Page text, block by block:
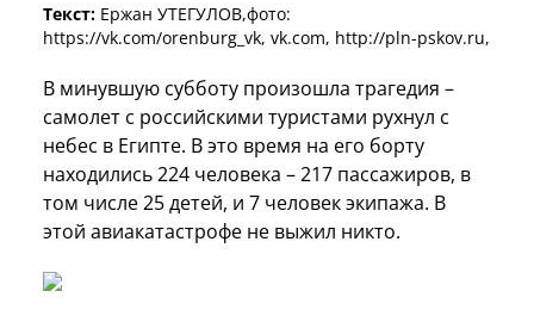
Текст: Ержан УТЕГУЛОВ,фото:
https://vk.com/orenburg_vk, vk.com, http://pln-pskov.ru,
В минувшую субботу произошла трагедия –
самолет с российскими туристами рухнул с
небес в Египте. В это время на его борту
находились 224 человека – 217 пассажиров, в
том числе 25 детей, и 7 человек экипажа. В
этой авиакатастрофе не выжил никто.